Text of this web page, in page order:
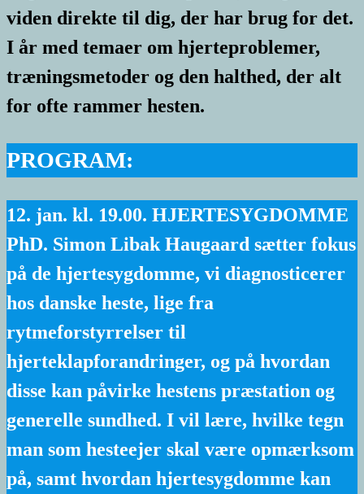
viden direkte til dig, der har brug for det.
I år med temaer om hjerteproblemer,
træningsmetoder og den halthed, der alt
for ofte rammer hesten.
PROGRAM:
12. jan. kl. 19.00. HJERTESYGDOMME
PhD. Simon Libak Haugaard sætter fokus
på de hjertesygdomme, vi diagnosticerer
hos danske heste, lige fra
rytmeforstyrrelser til
hjerteklapforandringer, og på hvordan
disse kan påvirke hestens præstation og
generelle sundhed. I vil lære, hvilke tegn
man som hesteejer skal være opmærksom
på, samt hvordan hjertesygdomme kan